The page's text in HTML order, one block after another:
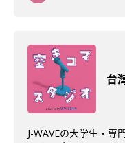
台
J-WAVEの大学生・専